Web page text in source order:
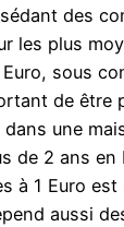
des
les plus
sous
de être
une
de 2 ans en
à 1 Euro
aussi